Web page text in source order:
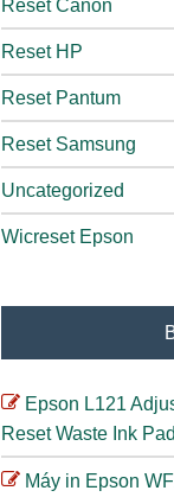
Reset Canon
Reset HP
Reset Pantum
Reset Samsung
Uncategorized
Wicreset Epson
Epson L121
Reset Waste Ink
Máy in Epson